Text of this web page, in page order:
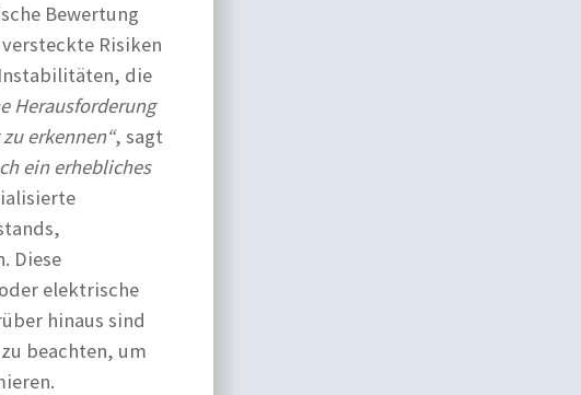
Bewertung
Risiken
die
Herausforderung
erkennen“, sagt
ein erhebliches
Diese
elektrische
hinaus sind
beachten, um